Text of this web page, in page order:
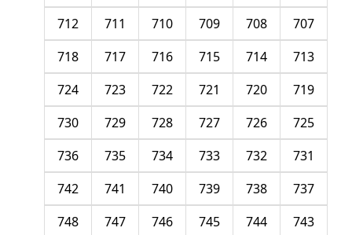
707
708
709
710
711
712
713
714
715
716
717
718
719
720
721
722
723
724
725
726
727
728
729
730
731
732
733
734
735
736
737
738
739
740
741
742
743
744
745
746
747
748